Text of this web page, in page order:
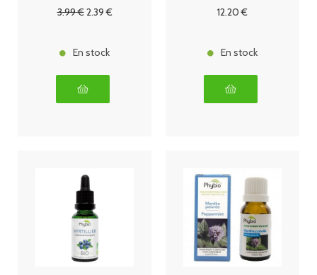
3.99€2.39€
En stock
12.20 €
En stock